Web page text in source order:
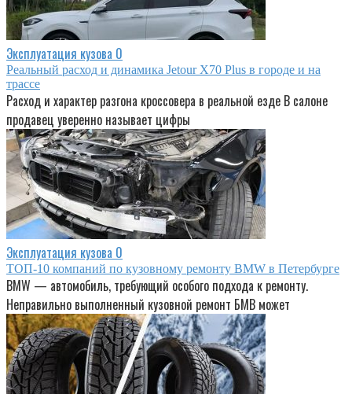
Эксплуатация кузова 0
Реальный расход и динамика Jetour X70 Plus в городе и на
трассе
Расход и характер разгона кроссовера в реальной езде В салоне
продавец уверенно называет цифры
Эксплуатация кузова 0
ТОП-10 компаний по кузовному ремонту BMW в Петербурге
BMW — автомобиль, требующий особого подхода к ремонту.
Неправильно выполненный кузовной ремонт БМВ может